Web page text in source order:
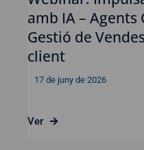
amb IA – Agents
Gestió de
client
17 de juny de 2026
Ver